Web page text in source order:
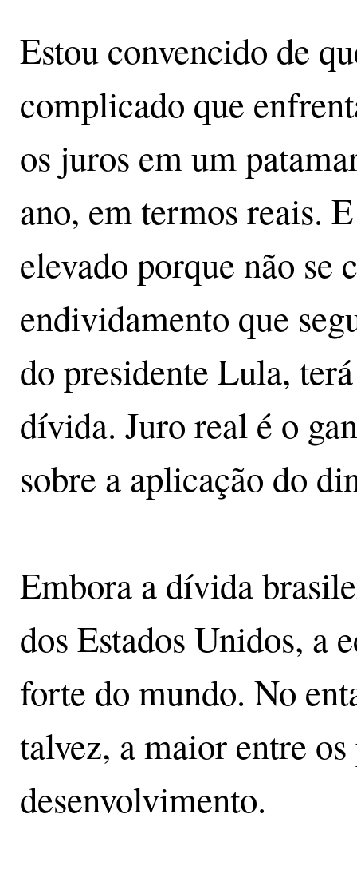
Estou convencido de
complicado que
os juros em um
ano, em termos reais.
elevado porque não
endividamento que
do presidente Lula,
dívida. Juro real é o
sobre a aplicação do
Embora a dívida
dos Estados Unidos, a
forte do mundo. No
talvez, a maior entre os
desenvolvimento.